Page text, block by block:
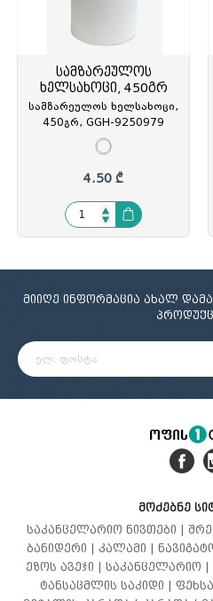
სამზარეულოს
ხელსახოცი, 450გრ
სამზარეულოს ხელსახოცი,
450გრ, GGH-9250979
4.50 ₾
მიიღე ინფორმაცია ახალ
მოძებნე
საკანცელარიო ნივთები |
ბანიდერი | კალამი |
ეზოს ავეჯი | საკანცელარიო |
ტანსაცმლის საკიდი |